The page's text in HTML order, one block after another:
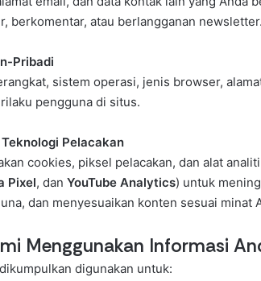
berkomentar, atau berlangganan newsletter.
Pribadi
sistem operasi, jenis browser,
pengguna di situs.
Pelacakan
cookies, piksel pelacakan, dan alat
Pixel, dan YouTube Analytics) untuk
dan menyesuaikan konten sesuai minat
Menggunakan Informasi
digunakan untuk: